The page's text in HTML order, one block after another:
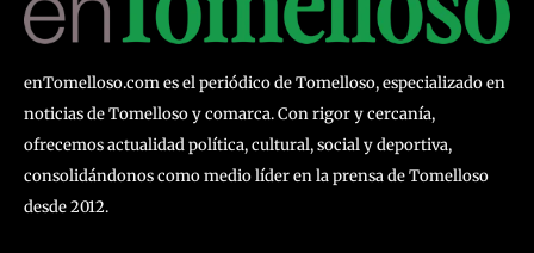
enTomelloso.com es el periódico de Tomelloso, especializado en
noticias de Tomelloso y comarca. Con rigor y cercanía,
ofrecemos actualidad política, cultural, social y deportiva,
consolidándonos como medio líder en la prensa de Tomelloso
desde 2012.